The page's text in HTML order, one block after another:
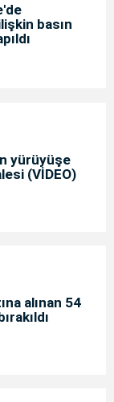
basın
yürüyüşe
(VİDEO)
alınan 54